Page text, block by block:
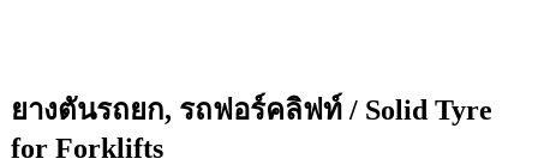
ยางตันรถยก, รถฟอร์คลิฟท์ / Solid Tyre
for Forklifts